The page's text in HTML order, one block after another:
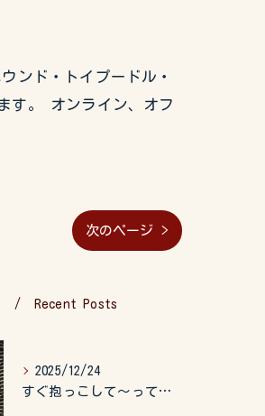
ンド・トイプードル・
す。 オンライン、オフ
次のページ >
Recent Posts
2025/12/24
すぐ抱っこして〜って言うので、抱っこ紐に入れてゆらゆら☺️